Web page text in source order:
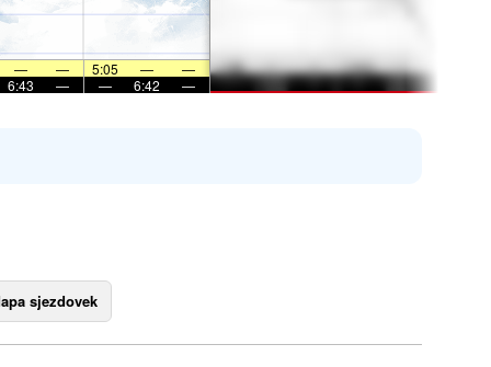
— — 5:05 —
—
6:43 — — 6:42 —
sjezdovek